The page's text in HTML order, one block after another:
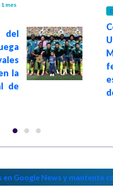
mes
del
la
de
en Google News y mantente